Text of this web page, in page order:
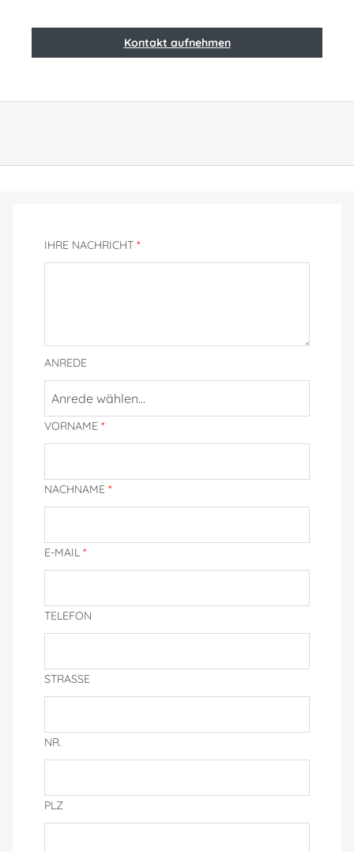
Kontakt aufnehmen
IHRE NACHRICHT *
ANREDE
Anrede wählen...
VORNAME *
NACHNAME *
E-MAIL *
TELEFON
STRASSE
NR.
PLZ